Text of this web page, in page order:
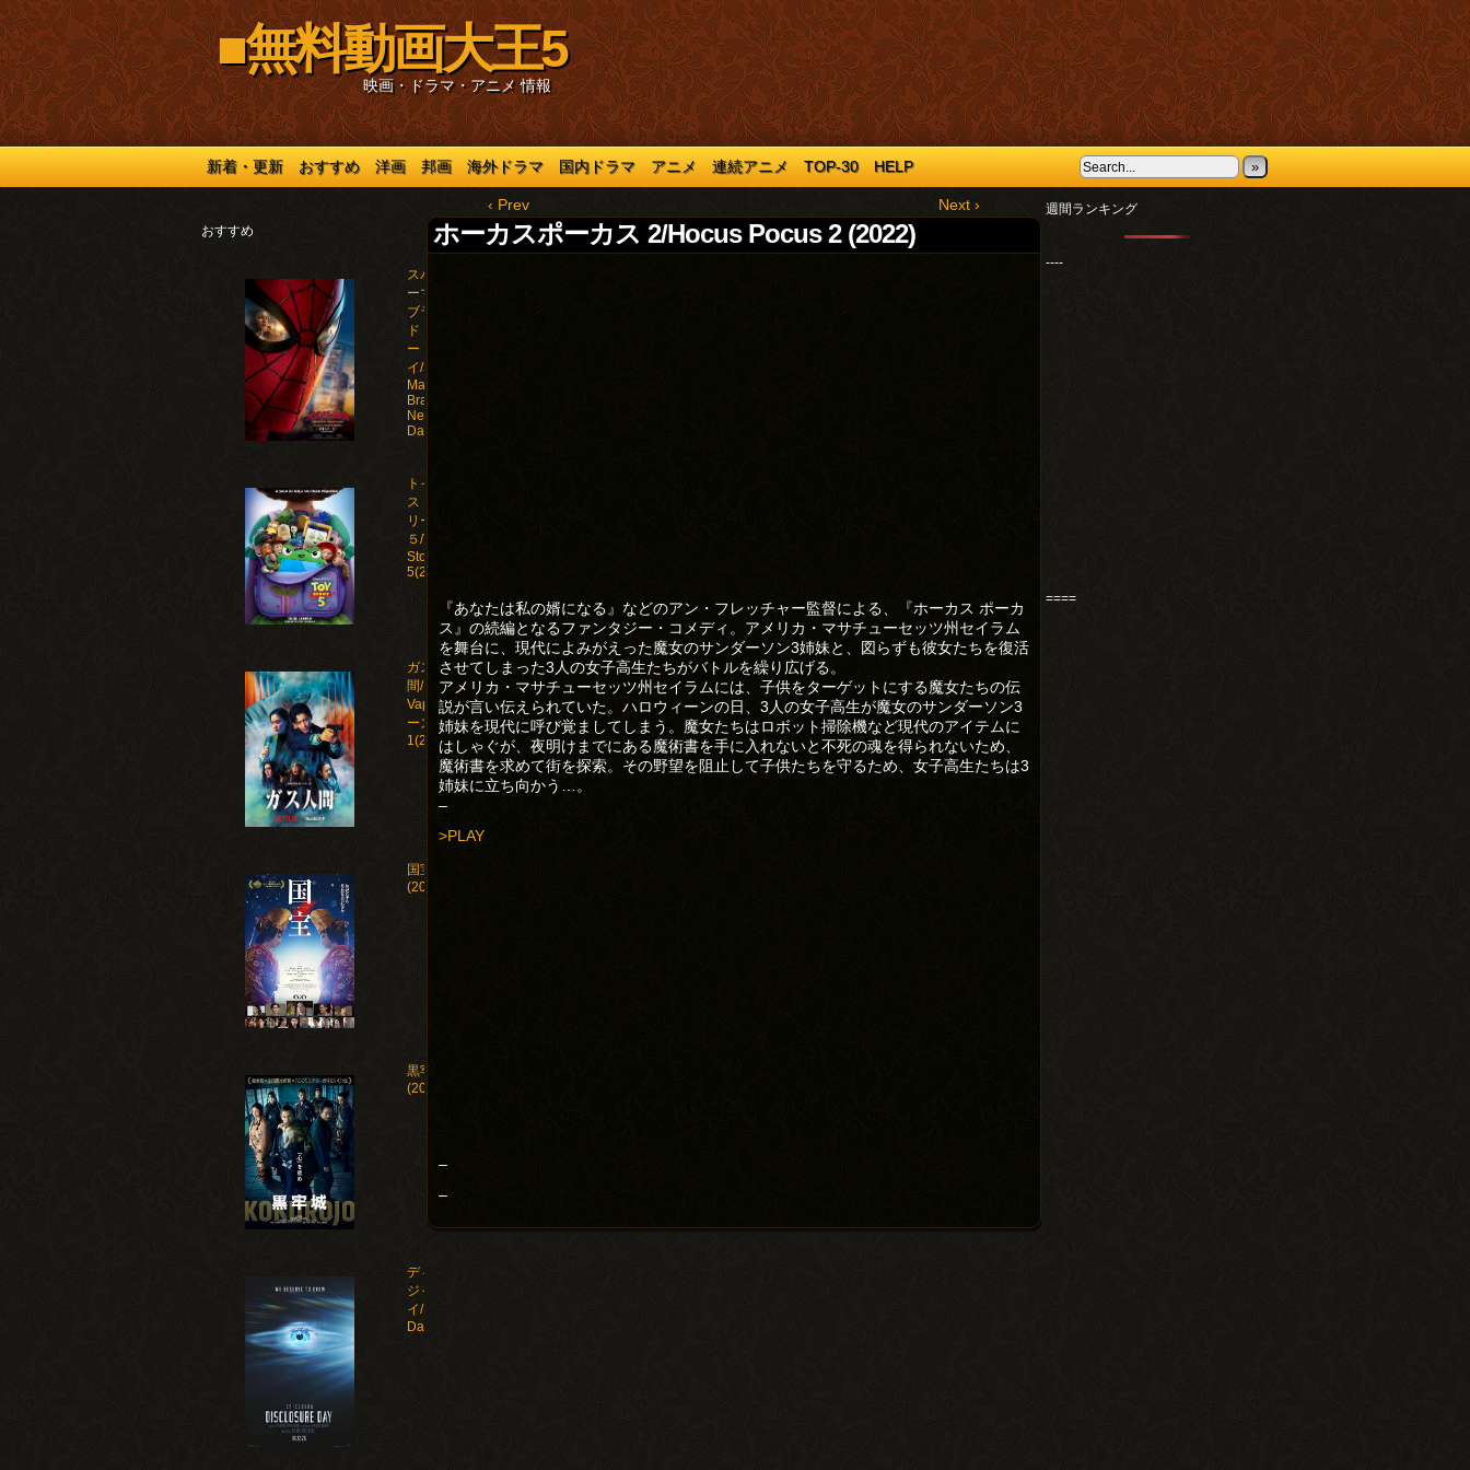
■無料動画大王5
映画・ドラマ・アニメ 情報
新着・更新 おすすめ 洋画 邦画 海外ドラマ 国内ドラマ アニメ 連続アニメ TOP-30 HELP »
おすすめ
スパイダ
ーマン：
ブラン
ド・ニュ
ー・デ
イ/Spider-
Man:
Brand
New
Day(2026)
トイ・
ストー
リー
５/Toy
Story
5(2026)
ガス人
間/Human
Vapor シ
ーズン
1(2026)
国宝
(2025)
黒牢城
(2026)
ディスクロー
ジャー・デ
イ/Disclosure
Day(2026)
‹ Prev Next ›
ホーカスポーカス 2/Hocus Pocus 2 (2022)
『あなたは私の婿になる』などのアン・フレッチャー監督による、『ホーカス ポーカ
ス』の続編となるファンタジー・コメディ。アメリカ・マサチューセッツ州セイラム
を舞台に、現代によみがえった魔女のサンダーソン3姉妹と、図らずも彼女たちを復活
させてしまった3人の女子高生たちがバトルを繰り広げる。
アメリカ・マサチューセッツ州セイラムには、子供をターゲットにする魔女たちの伝
説が言い伝えられていた。ハロウィーンの日、3人の女子高生が魔女のサンダーソン3
姉妹を現代に呼び覚ましてしまう。魔女たちはロボット掃除機など現代のアイテムに
はしゃぐが、夜明けまでにある魔術書を手に入れないと不死の魂を得られないため、
魔術書を求めて街を探索。その野望を阻止して子供たちを守るため、女子高生たちは3
姉妹に立ち向かう…。
–
>PLAY
–
–
週間ランキング
----
====